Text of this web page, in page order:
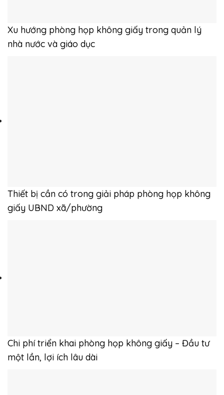
Xu hướng phòng họp không giấy trong quản lý
nhà nước và giáo dục
Thiết bị cần có trong giải pháp phòng họp không
giấy UBND xã/phường
Chi phí triển khai phòng họp không giấy – Đầu tư
một lần, lợi ích lâu dài